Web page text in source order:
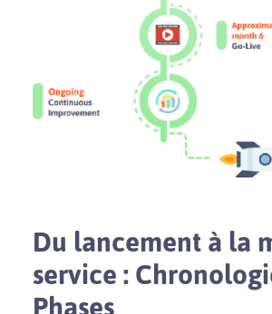
Du lancement à la
service :
Phases